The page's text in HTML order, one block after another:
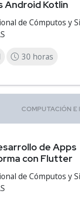
Android Kotlin
de Cómputos y
30 horas
de Apps
con Flutter
de Cómputos y